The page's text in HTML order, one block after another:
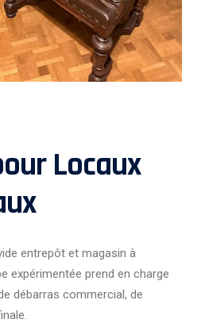
Locaux
entrepôt et magasin à
expérimentée prend en charge
débarras commercial, de